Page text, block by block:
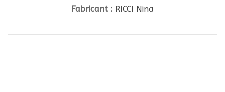
Fabricant : RICCI Nina